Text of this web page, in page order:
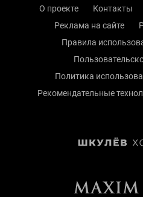
О проекте Контакты
Реклама на сайте
Правила
Политика
Рекомендательные